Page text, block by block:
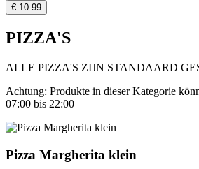
€ 10.99
PIZZA'S
ALLE PIZZA'S ZIJN STANDAARD
Achtung: Produkte in dieser Kategorie
07:00 bis 22:00
Pizza Margherita klein